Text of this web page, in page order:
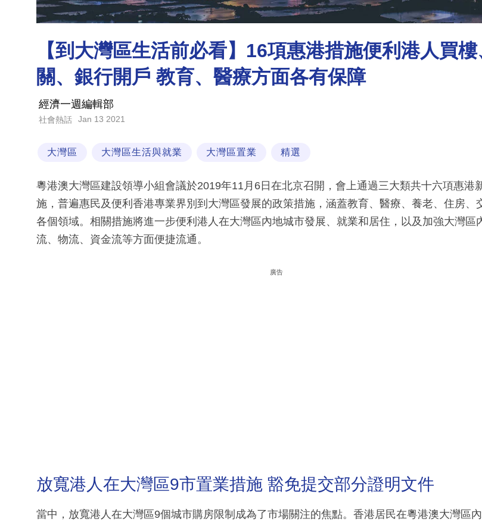
【到大灣區生活前必看】16項惠港措施便利港人買
關、銀行開戶 教育、醫療方面各有保障
經濟一週編輯部
社會熱話 Jan 13 2021
大灣區 大灣區生活與就業 大灣區置業 精選
粵港澳大灣區建設領導小組會議於2019年11月6日在北京召開，會上通過三大類共十六項惠港
施，普遍惠民及便利香港專業界別到大灣區發展的政策措施，涵蓋教育、醫療、養老、住房、
各個領域。相關措施將進一步便利港人在大灣區內地城市發展、就業和居住，以及加強大灣區
流、物流、資金流等方面便捷流通。
廣告
放寬港人在大灣區9市置業措施 豁免提交部分證明文件
當中，放寬港人在大灣區9個城市購房限制成為了市場關注的焦點。香港居民在粵港澳大灣區